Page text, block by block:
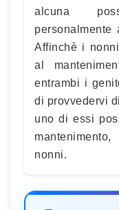
alcuna
Affinchè i
al
entrambi i
di provvedervi
uno di essi
nonni.